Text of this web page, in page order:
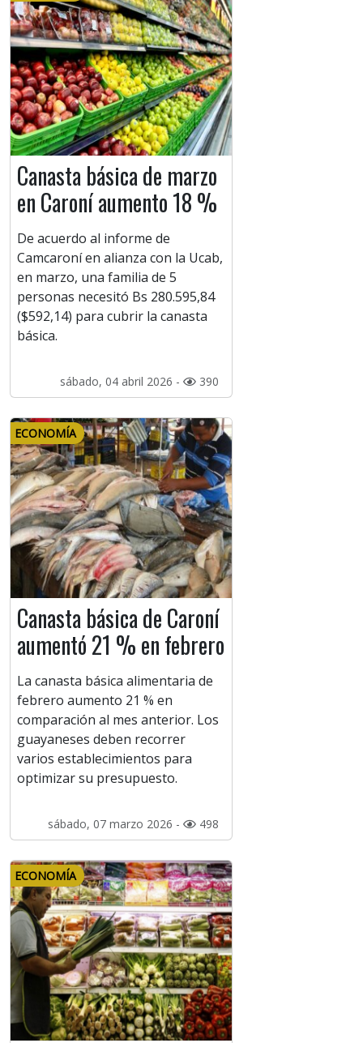
Canasta básica de marzo
en Caroní aumento 18 %
De acuerdo al informe de
Camcaroní en alianza con la Ucab,
en marzo, una familia de 5
personas necesitó Bs 280.595,84
($592,14) para cubrir la canasta
básica.
sábado, 04 abril 2026 - 390
ECONOMÍA
Canasta básica de Caroní
aumentó 21 % en febrero
La canasta básica alimentaria de
febrero aumento 21 % en
comparación al mes anterior. Los
guayaneses deben recorrer
varios establecimientos para
optimizar su presupuesto.
sábado, 07 marzo 2026 - 498
ECONOMÍA